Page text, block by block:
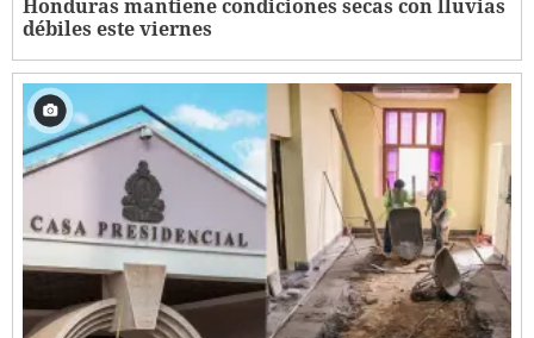
Honduras mantiene condiciones secas con lluvias
débiles este viernes